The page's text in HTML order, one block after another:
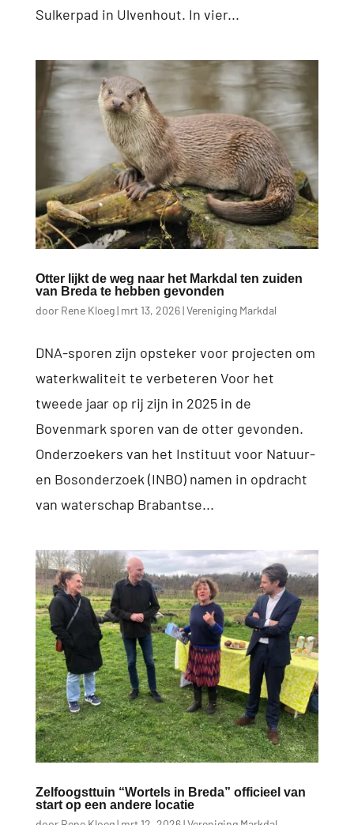
Sulkerpad in Ulvenhout. In vier...
Otter lijkt de weg naar het Markdal ten zuiden
van Breda te hebben gevonden
door Rene Kloeg| mrt 13, 2026|Vereniging Markdal
DNA-sporen zijn opsteker voor projecten om
waterkwaliteit te verbeteren Voor het
tweede jaar op rij zijn in 2025 in de
Bovenmark sporen van de otter gevonden.
Onderzoekers van het Instituut voor Natuur-
en Bosonderzoek (INBO) namen in opdracht
van waterschap Brabantse...
Zelfoogsttuin “Wortels in Breda” officieel van
start op een andere locatie